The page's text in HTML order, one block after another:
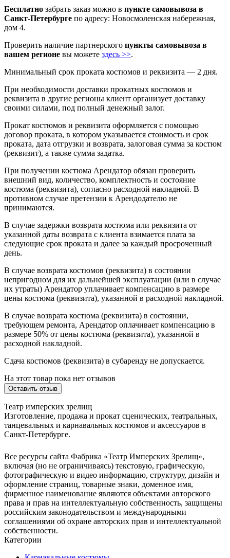
Бесплатно забрать заказ можно в пункте самовывоза в
Санкт-Петербурге по адресу: Новосмоленская набережная,
дом 4.
Проверить наличие партнерского пункты самовывоза в
вашем регионе вы можете здесь >>.
Минимальный срок проката костюмов и реквизита — 2 дня.
При необходимости доставки прокатных костюмов и
реквизита в другие регионы клиент организует доставку
своими силами, под полный денежный залог.
Прокат костюмов и реквизита оформляется с помощью
договор проката, в котором указывается стоимость и срок
проката, дата отгрузки и возврата, залоговая сумма за костюм
(реквизит), а также сумма задатка.
При получении костюма Арендатор обязан проверить
внешний вид, количество, комплектность и состояние
костюма (реквизита), согласно расходной накладной. В
противном случае претензии к Арендодателю не
принимаются.
В случае задержки возврата костюма или реквизита от
указанной даты возврата с клиента взимается плата за
следующие срок проката и далее за каждый просроченный
день.
В случае возврата костюмов (реквизита) в состоянии
непригодном для их дальнейшей эксплуатации (или в случае
их утраты) Арендатор уплачивает компенсацию в размере
цены костюма (реквизита), указанной в расходной накладной.
В случае возврата костюма (реквизита) в состоянии,
требующем ремонта, Арендатор оплачивает компенсацию в
размере 50% от цены костюма (реквизита), указанной в
расходной накладной.
Сдача костюмов (реквизита) в субаренду не допускается.
На этот товар пока нет отзывов
Оставить отзыв
Театр имперских зрелищ
Изготовление, продажа и прокат сценических, театральных,
танцевальных и карнавальных костюмов и аксессуаров в
Санкт-Петербурге.
Все ресурсы сайта Фабрика «Театр Имперских Зрелищ»,
включая (но не ограничиваясь) текстовую, графическую,
фотографическую и видео информацию, структуру, дизайн и
оформление страниц, товарные знаки, доменное имя,
фирменное наименование являются объектами авторского
права и прав на интеллектуальную собственность, защищены
российским законодательством и международными
соглашениями об охране авторских прав и интеллектуальной
собственности.
Категории